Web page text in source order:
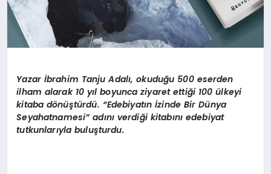
Yazar İbrahim Tanju Adalı, okuduğu 500 eserden
ilham alarak 10 yıl boyunca ziyaret ettiği 100 ülkeyi
kitaba dönüştürdü. “Edebiyatın İzinde Bir Dünya
Seyahatnamesi” adını verdiği kitabını edebiyat
tutkunlarıyla buluşturdu.